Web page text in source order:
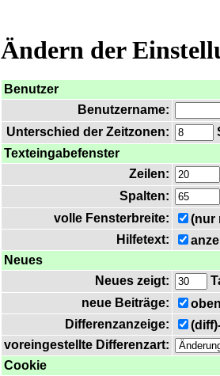
Ändern der
Benutzer
Benutzername:
Unterschied der Zeitzonen:
Texteingabefenster
Zeilen:
Spalten:
volle Fensterbreite:
(nur
Hilfetext:
Neues
Neues zeigt:
neue Beiträge:
Differenzanzeige:
voreingestellte Differenzart:
Cookie